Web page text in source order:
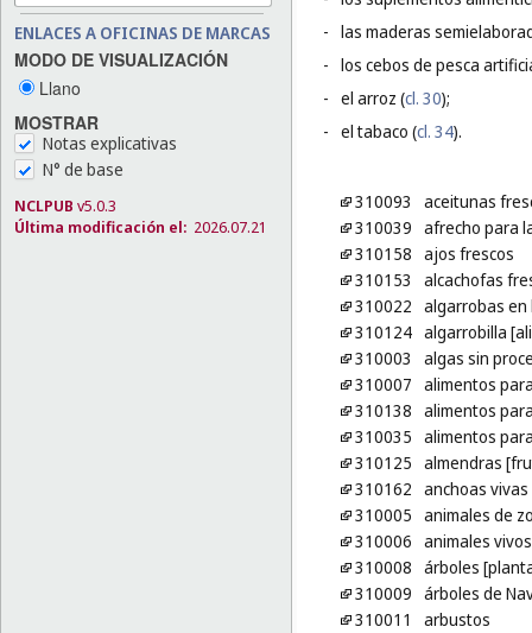
ENLACES A OFICINAS DE MARCAS
MODO DE VISUALIZACIÓN
Llano
MOSTRAR
Notas explicativas
N° de base
NCLPUB v5.0.3
Última modificación el: 2026.07.21
- las maderas
- los cebos de pesca
- el arroz (cl. 30);
- el tabaco (cl. 34).
310093
aceitunas
310039 afrecho para
310158 ajos frescos
310153
alcachofas
310022 algarrobas en
310124 algarrobilla
310003
algas sin
310007 alimentos
310138 alimentos
310035 alimentos
310125 almendras
310162 anchoas vivas
310005 animales de
310006 animales vivos
310008 árboles
310009 árboles de
310011
arbustos